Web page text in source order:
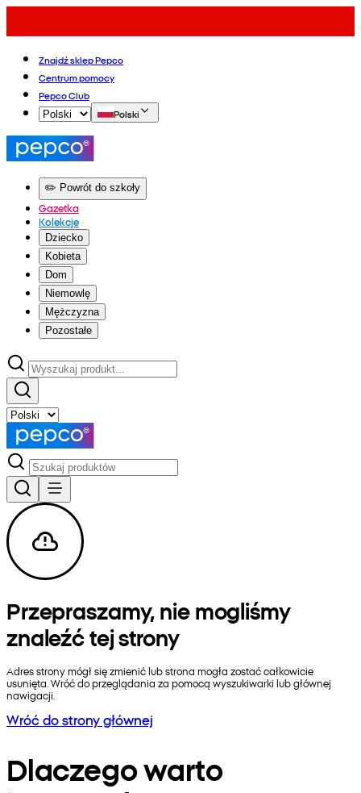
Znajdź sklep Pepco
Centrum pomocy
Pepco Club
Polski
✏️ Powrót do szkoły
Gazetka
Kolekcje
Dziecko
Kobieta
Dom
Niemowlę
Mężczyzna
Pozostałe
Przepraszamy, nie mogliśmy
znaleźć tej strony
Adres strony mógł się zmienić lub strona mogła zostać całkowicie
usunięta. Wróć do przeglądania za pomocą wyszukiwarki lub głównej
nawigacji.
Wróć do strony głównej
Dlaczego warto